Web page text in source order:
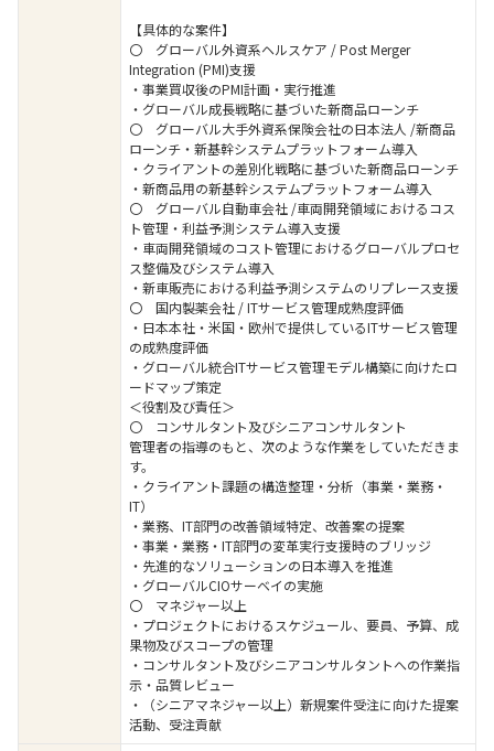
【具体的な案件】
〇 グローバル外資系ヘルスケア / Post Merger
Integration (PMI)支援
・事業買収後のPMI計画・実行推進
・グローバル成長戦略に基づいた新商品ローンチ
〇 グローバル大手外資系保険会社の日本法人 /新商品
ローンチ・新基幹システムプラットフォーム導入
・クライアントの差別化戦略に基づいた新商品ローンチ
・新商品用の新基幹システムプラットフォーム導入
〇 グローバル自動車会社 /車両開発領域におけるコス
ト管理・利益予測システム導入支援
・車両開発領域のコスト管理におけるグローバルプロセ
ス整備及びシステム導入
・新車販売における利益予測システムのリプレース支援
〇 国内製薬会社 / ITサービス管理成熟度評価
・日本本社・米国・欧州で提供しているITサービス管理
の成熟度評価
・グローバル統合ITサービス管理モデル構築に向けたロ
ードマップ策定
＜役割及び責任＞
〇 コンサルタント及びシニアコンサルタント
管理者の指導のもと、次のような作業をしていただきま
す。
・クライアント課題の構造整理・分析（事業・業務・
IT）
・業務、IT部門の改善領域特定、改善案の提案
・事業・業務・IT部門の変革実行支援時のブリッジ
・先進的なソリューションの日本導入を推進
・グローバルCIOサーベイの実施
〇 マネジャー以上
・プロジェクトにおけるスケジュール、要員、予算、成
果物及びスコープの管理
・コンサルタント及びシニアコンサルタントへの作業指
示・品質レビュー
・（シニアマネジャー以上）新規案件受注に向けた提案
活動、受注貢献